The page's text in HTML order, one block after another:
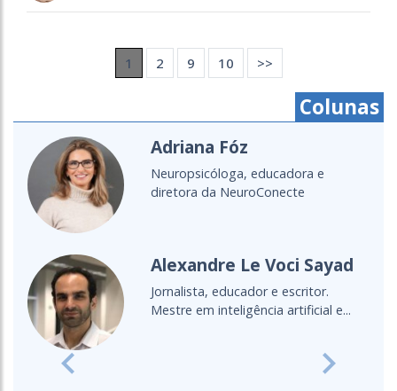
1 2 9 10 >>
Colunas
Adriana Fóz
Neuropsicóloga, educadora e
diretora da NeuroConecte
Alexandre Le Voci Sayad
Jornalista, educador e escritor.
Mestre em inteligência artificial e...
Previous Next